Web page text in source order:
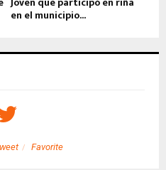
en el municipio...
Favorite